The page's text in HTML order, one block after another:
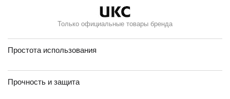
Только официальные товары бренда
Простота использования
Прочность и защита